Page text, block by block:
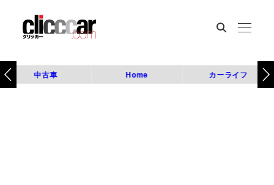
中古車 Home カーライフ